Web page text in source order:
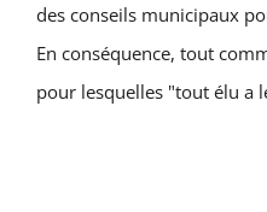
des conseils municipaux
En conséquence, tout
pour lesquelles "tout élu a